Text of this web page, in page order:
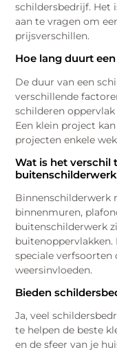
schildersbedrijf. Het
aan te vragen om
prijsverschillen.
Hoe lang duurt
De duur van een
verschillende
schilderen
Een klein project
projecten enkele
Wat is het verschil
Binnenschilderwerk
binnenmuren,
buitenschilderwerk
speciale verfsoorten
weersinvloeden.
Bieden
Ja, veel
te helpen de beste
en de sfeer van je